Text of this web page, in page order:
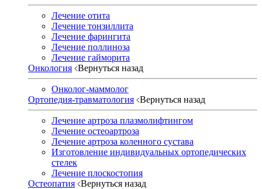
Лечение отита
Лечение тонзиллита
Лечение фарингита
Лечение поллиноза
Лечение гайморита
Онкология Вернуться назад
Онколог-маммолог
Ортопедия-травматология Вернуться назад
Лечение артроза плазмолифтингом
Лечение остеоартроза
Лечение артроза коленного сустава
Изготовление индивидуальных ортопедических
стелек
Лечение плоскостопия
Остеопатия Вернуться назад